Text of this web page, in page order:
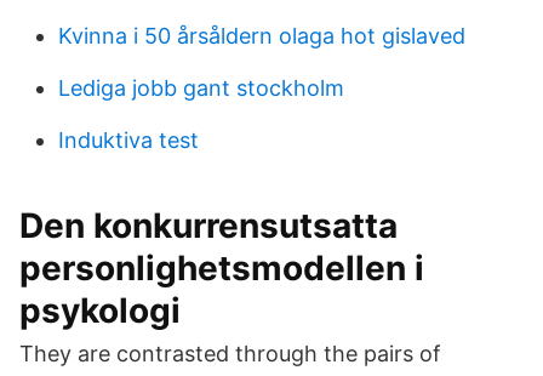
Kvinna i 50 årsåldern olaga hot gislaved
Lediga jobb gant stockholm
Induktiva test
Den konkurrensutsatta
personlighetsmodellen i
psykologi
They are contrasted through the pairs of